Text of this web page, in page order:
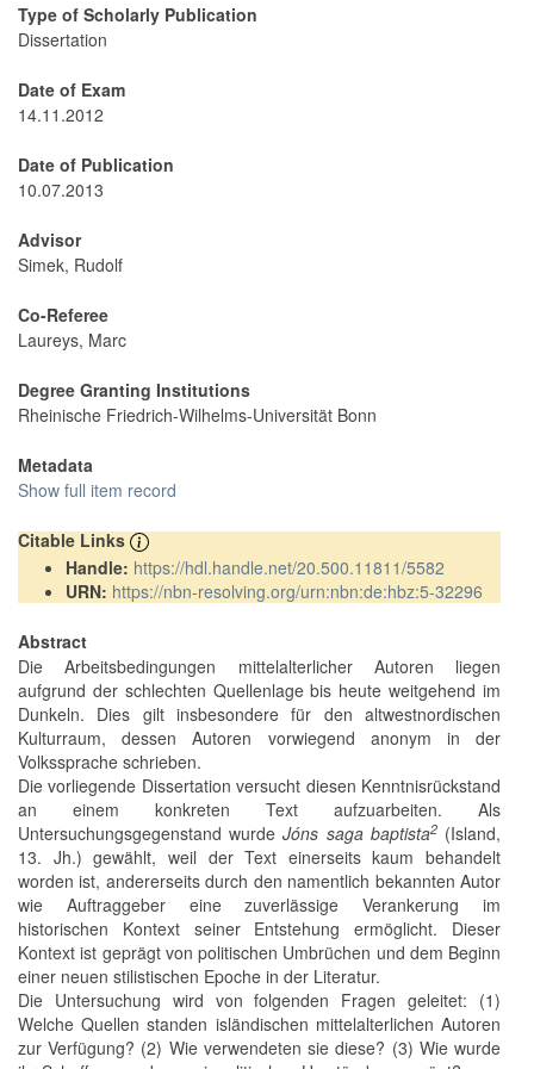
Type of Scholarly Publication
Dissertation
Date of Exam
14.11.2012
Date of Publication
10.07.2013
Advisor
Simek, Rudolf
Co-Referee
Laureys, Marc
Degree Granting Institutions
Rheinische Friedrich-Wilhelms-Universität Bonn
Metadata
Show full item record
Citable Links
Handle: https://hdl.handle.net/20.500.11811/5582
URN: https://nbn-resolving.org/urn:nbn:de:hbz:5-32296
Abstract
Die Arbeitsbedingungen mittelalterlicher Autoren liegen
aufgrund der schlechten Quellenlage bis heute weitgehend im
Dunkeln. Dies gilt insbesondere für den altwestnordischen
Kulturraum, dessen Autoren vorwiegend anonym in der
Volkssprache schrieben.
Die vorliegende Dissertation versucht diesen Kenntnisrückstand
an einem konkreten Text aufzuarbeiten. Als
Untersuchungsgegenstand wurdeJóns saga baptista2(Island,
13. Jh.) gewählt, weil der Text einerseits kaum behandelt
worden ist, andererseits durch den namentlich bekannten Autor
wie Auftraggeber eine zuverlässige Verankerung im
historischen Kontext seiner Entstehung ermöglicht. Dieser
Kontext ist geprägt von politischen Umbrüchen und dem Beginn
einer neuen stilistischen Epoche in der Literatur.
Die Untersuchung wird von folgenden Fragen geleitet: (1)
Welche Quellen standen isländischen mittelalterlichen Autoren
zur Verfügung? (2) Wie verwendeten sie diese? (3) Wie wurde